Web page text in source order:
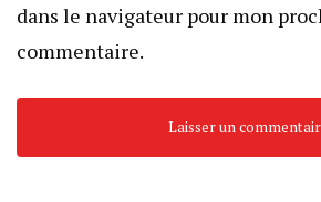
dans le navigateur pour mon
commentaire.